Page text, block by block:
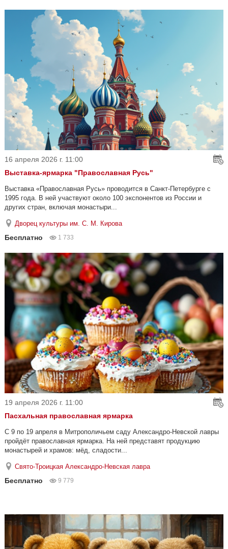
16 апреля 2026 г. 11:00
Выставка-ярмарка "Православная Русь"
Выставка «Православная Русь» проводится в Санкт-Петербурге с
1995 года. В ней участвуют около 100 экспонентов из России и
других стран, включая монастыри...
Дворец культуры им. С. М. Кирова
Бесплатно 1 733
19 апреля 2026 г. 11:00
Пасхальная православная ярмарка
С 9 по 19 апреля в Митрополичьем саду Александро-Невской лавры
пройдёт православная ярмарка. На ней представят продукцию
монастырей и храмов: мёд, сладости...
Свято-Троицкая Александро-Невская лавра
Бесплатно 9 779